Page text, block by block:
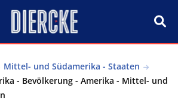
Mittel- und Südamerika - Staaten
- Bevölkerung - Amerika - Mittel- und